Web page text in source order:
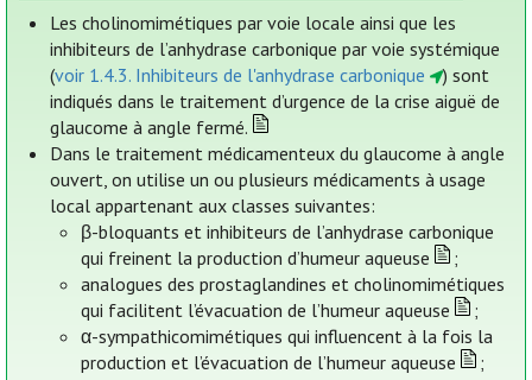
Les cholinomimétiques par voie locale ainsi que les
inhibiteurs de l’anhydrase carbonique par voie systémique
(voir 1.4.3. Inhibiteurs de l'anhydrase carbonique
) sont
indiqués dans le traitement d’urgence de la crise aiguë de
glaucome à angle fermé.
Dans le traitement médicamenteux du glaucome à angle
ouvert, on utilise un ou plusieurs médicaments à usage
local appartenant aux classes suivantes:
β-bloquants et inhibiteurs de l’anhydrase carbonique
qui freinent la production d’humeur aqueuse
;
analogues des prostaglandines et cholinomimétiques
qui facilitent l’évacuation de l’humeur aqueuse
;
α-sympathicomimétiques qui influencent à la fois la
production et l’évacuation de l’humeur aqueuse
;